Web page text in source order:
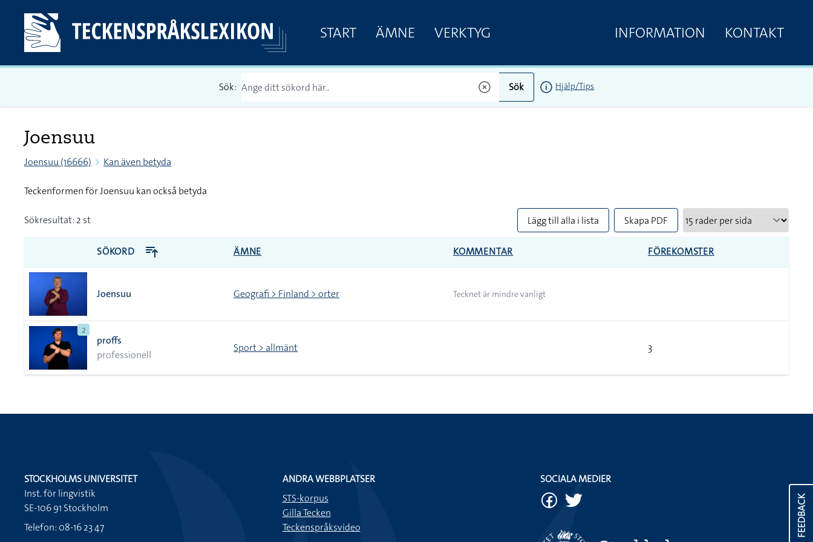
START ÄMNE VERKTYG INFORMATION KONTAKT
Sök: Sök Hjälp/Tips
Joensuu
Joensuu (16666) Kan även betyda
Teckenformen för Joensuu kan också betyda
Sökresultat: 2 st Lägg till alla i lista Skapa PDF
SÖKORD ÄMNE KOMMENTAR FÖREKOMSTER
Joensuu Geografi > Finland > orter Tecknet är mindre vanligt
2
proffs
professionell
Sport > allmänt 3
FEEDBACK
STOCKHOLMS UNIVERSITET
Inst. för lingvistik
SE-106 91 Stockholm
Telefon: 08-16 23 47
ANDRA WEBBPLATSER
STS-korpus
Gilla Tecken
Teckenspråksvideo
SOCIALA MEDIER